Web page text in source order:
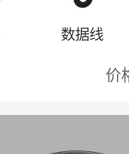
数据线
价